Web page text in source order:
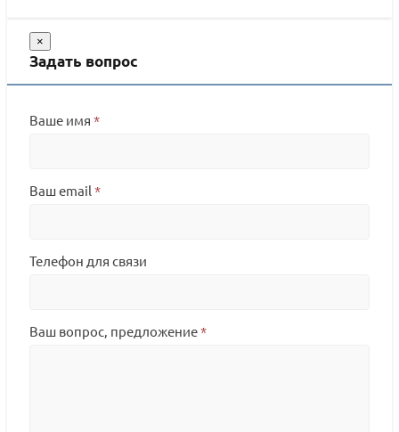
×
Задать вопрос
Ваше имя *
Ваш email *
Телефон для связи
Ваш вопрос, предложение*